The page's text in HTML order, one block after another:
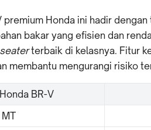
premium Honda ini hadir
bakar yang efisien dan
seaterterbaik di kelasnya. Fitur
membantu mengurangi risiko
BR-V